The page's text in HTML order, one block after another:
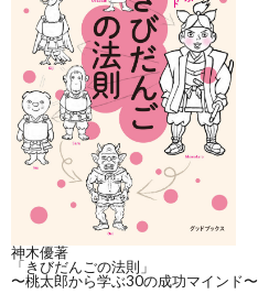
神木優著
「きびだんごの法則」
〜桃太郎から学ぶ30の成功マインド〜